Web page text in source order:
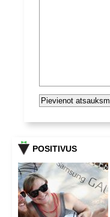
POSITIVUS